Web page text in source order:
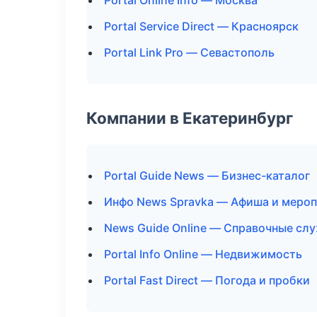
Portal Service Direct — Красноярск
Portal Link Pro — Севастополь
Компании в Екатеринбург
Portal Guide News — Бизнес-каталог
Инфо News Spravka — Афиша и
News Guide Online — Справочные
Portal Info Online — Недвижимость
Portal Fast Direct — Погода и пробки